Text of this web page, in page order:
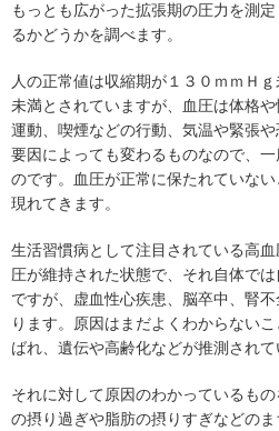
もっとも広がった拡張期の圧力を測
るかどうかを調べます。
人の正常値は収縮期が１３０ｍｍＨ
未満とされていますが、血圧は体格
運動、喫煙などの行動、気温や緊張
要因によっても変わるものなので、
のです。血圧が正常に保たれていな
現れてきます。
生活習慣病として注目されている高
圧が維持された状態で、それ自体で
ですが、虚血性心疾患、脳卒中、腎
ります。原因はまだよくわからない
ばれ、遺伝や高齢化などが推測されて
それに対して原因のわかっているも
の摂り過ぎや脂肪の摂りすぎなどの